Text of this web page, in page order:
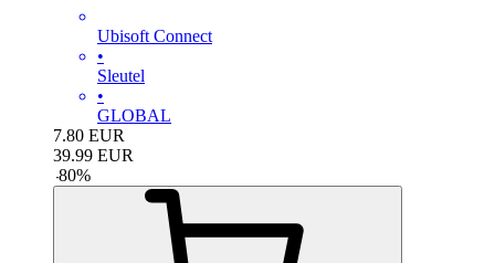
Ubisoft Connect
•
Sleutel
•
GLOBAL
7.80 EUR
39.99 EUR
-80%